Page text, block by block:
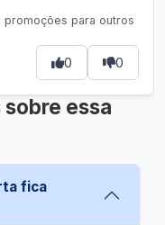
promoções para outros
0 0
essa
fica